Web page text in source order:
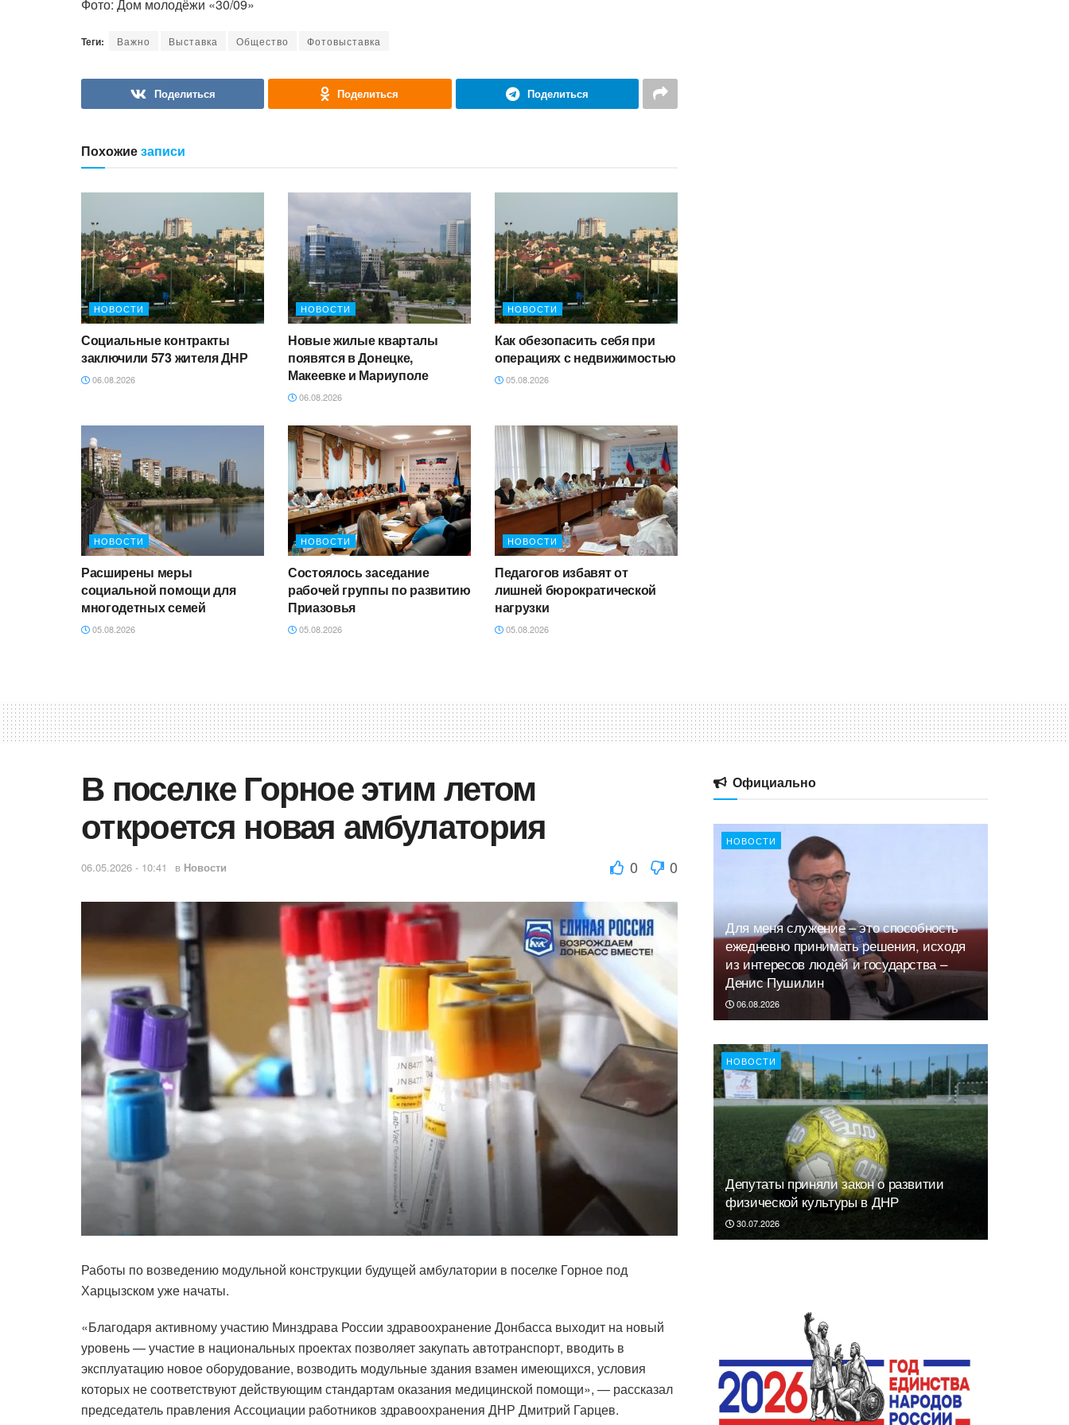
Фото: Дом молодёжи «30/09»
Теги: Важно Выставка Общество Фотовыставка
Поделиться Поделиться Поделиться
Похожиезаписи
НОВОСТИ
Социальные контракты
заключили 573 жителя ДНР
06.08.2026
НОВОСТИ
Новые жилые кварталы
появятся в Донецке,
Макеевке и Мариуполе
06.08.2026
НОВОСТИ
Как обезопасить себя при
операциях с недвижимостью
05.08.2026
НОВОСТИ
Расширены меры
социальной помощи для
многодетных семей
05.08.2026
НОВОСТИ
Состоялось заседание
рабочей группы по развитию
Приазовья
05.08.2026
НОВОСТИ
Педагогов избавят от
лишней бюрократической
нагрузки
05.08.2026
В поселке Горное этим летом
откроется новая амбулатория
06.05.2026 - 10:41 в Новости 0 0
Работы по возведению модульной конструкции будущей амбулатории в поселке Горное под
Харцызском уже начаты.
«Благодаря активному участию Минздрава России здравоохранение Донбасса выходит на новый
уровень — участие в национальных проектах позволяет закупать автотранспорт, вводить в
эксплуатацию новое оборудование, возводить модульные здания взамен имеющихся, условия
которых не соответствуют действующим стандартам оказания медицинской помощи», — рассказал
председатель правления Ассоциации работников здравоохранения ДНР Дмитрий Гарцев.
Официально
НОВОСТИ
Для меня служение – это способность
ежедневно принимать решения, исходя
из интересов людей и государства –
Денис Пушилин
06.08.2026
НОВОСТИ
Депутаты приняли закон о развитии
физической культуры в ДНР
30.07.2026